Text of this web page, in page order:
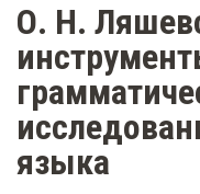
О. Н.
языка